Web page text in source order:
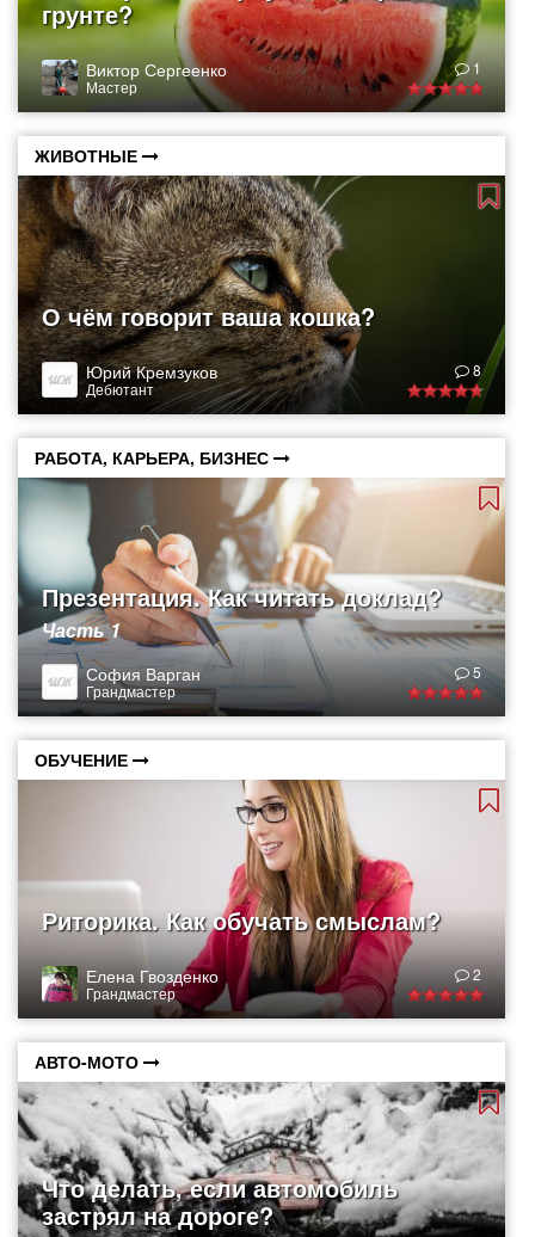
грунте?
Виктор Сергеенко
Мастер
1
ЖИВОТНЫЕ
О чём говорит ваша кошка?
Юрий Кремзуков
Дебютант
8
РАБОТА, КАРЬЕРА, БИЗНЕС
Презентация. Как читать доклад?
Часть 1
София Варган
Грандмастер
5
ОБУЧЕНИЕ
Риторика. Как обучать смыслам?
Елена Гвозденко
Грандмастер
2
АВТО-МОТО
Что делать, если автомобиль
застрял на дороге?